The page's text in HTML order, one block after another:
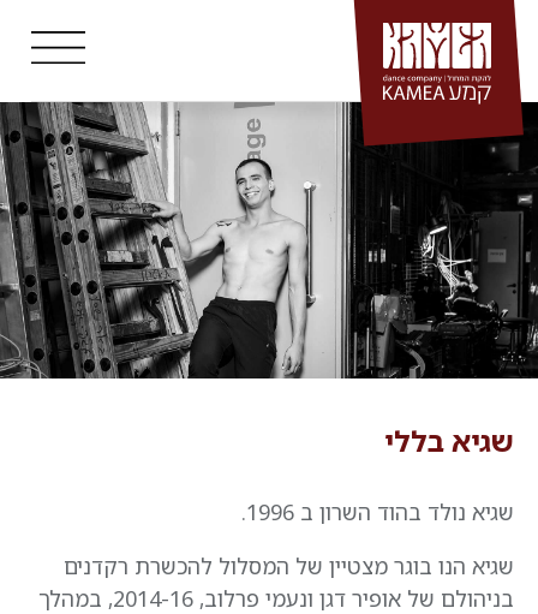
Skip
content
אודישנים
קורס קיץ
תוכניות גפ"ן וסל-תרבות
סדנאות
קמע בקהילה
אולם קמע
מיד-בר מחול לבוגרים
ביה"ס למחול בת דור
שגיא בללי
שגיא נולד בהוד השרון ב 1996.
שגיא הנו בוגר מצטיין של המסלול להכשרת רקדנים
בניהולם של אופיר דגן ונעמי פרלוב, 2014-16, במהלך